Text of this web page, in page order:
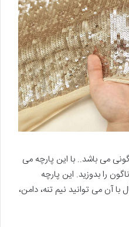
می باشد.. با این پارچه می
را بدوزید. این پارچه
با آن می توانید نیم تنه، دامن،